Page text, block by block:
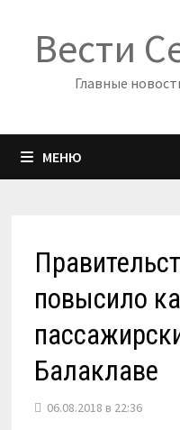
содержимому
Вести
Главные
МЕНЮ
повысило
Балаклаве
06.08.2018 в 22:36